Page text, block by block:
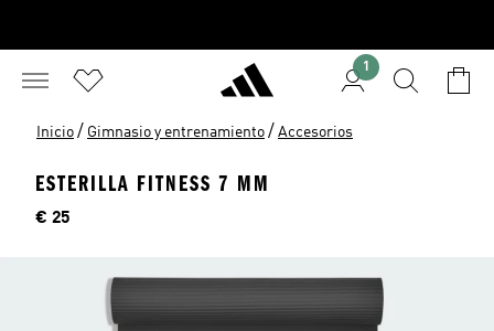
1
Inicio / Gimnasio y entrenamiento / Accesorios
ESTERILLA FITNESS 7 MM
Precio
€ 25